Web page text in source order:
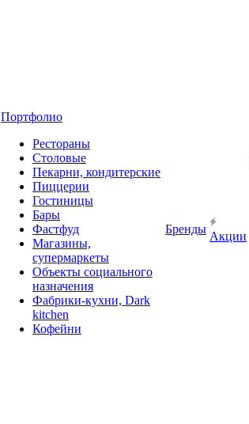
Портфолио
Рестораны
Столовые
Пекарни, кондитерские
Пиццерии
Гостиницы
Бары
Фастфуд
Магазины,
супермаркеты
Объекты социального
назначения
Фабрики-кухни, Dark
kitchen
Кофейни
Бренды
Акции